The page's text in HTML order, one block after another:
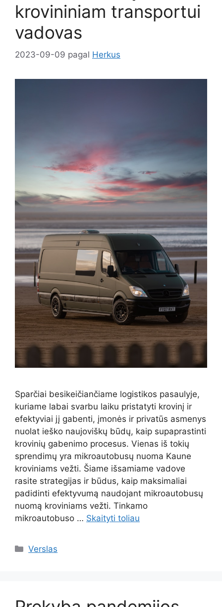
krovininiam transportui
vadovas
2023-09-09 pagal Herkus
Sparčiai besikeičiančiame logistikos pasaulyje,
kuriame labai svarbu laiku pristatyti krovinį ir
efektyviai jį gabenti, įmonės ir privatūs asmenys
nuolat ieško naujoviškų būdų, kaip supaprastinti
krovinių gabenimo procesus. Vienas iš tokių
sprendimų yra mikroautobusų nuoma Kaune
kroviniams vežti. Šiame išsamiame vadove
rasite strategijas ir būdus, kaip maksimaliai
padidinti efektyvumą naudojant mikroautobusų
nuomą kroviniams vežti. Tinkamo
mikroautobuso … Skaityti toliau
Kategorijos
Verslas